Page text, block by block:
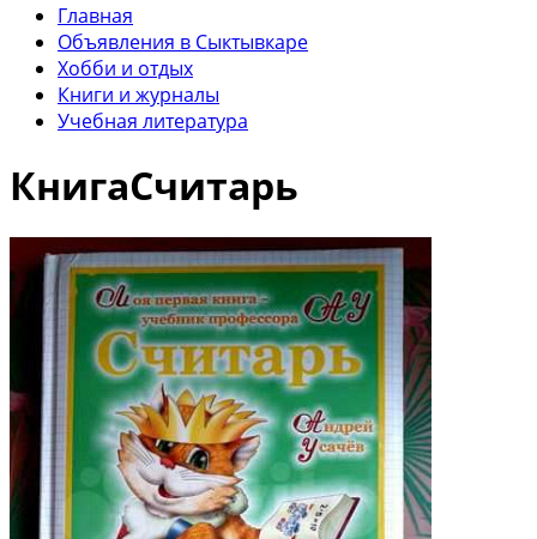
Главная
Объявления в Сыктывкаре
Хобби и отдых
Книги и журналы
Учебная литература
КнигаСчитарь